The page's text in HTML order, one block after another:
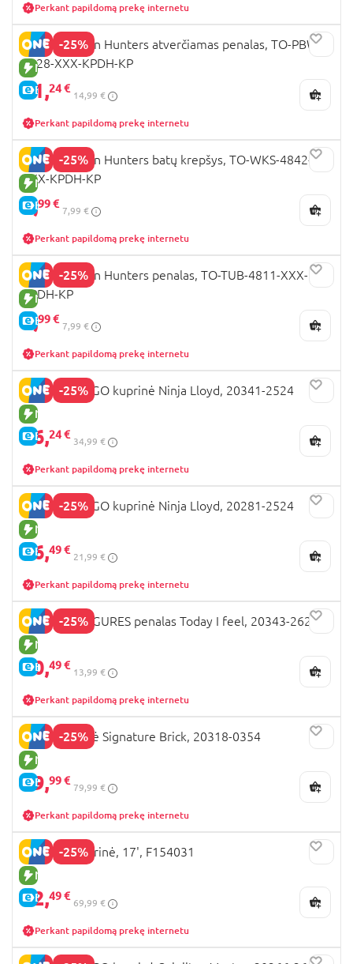
Perkant papildomą prekę internetu
-25%
NAUJA PREKĖ
E-KAINA
K-POP Demon Hunters atverčiamas penalas, TO-PBW-
4828-XXX-KPDH-KP
11,24 €
14,99 €
Perkant papildomą prekę internetu
-25%
NAUJA PREKĖ
E-KAINA
K-POP Demon Hunters batų krepšys, TO-WKS-4842-
XXX-KPDH-KP
5,99 €
7,99 €
Perkant papildomą prekę internetu
-25%
NAUJA PREKĖ
E-KAINA
K-POP Demon Hunters penalas, TO-TUB-4811-XXX-
KPDH-KP
5,99 €
7,99 €
Perkant papildomą prekę internetu
-25%
NAUJA PREKĖ
E-KAINA
LEGO NINJAGO kuprinė Ninja Lloyd, 20341-2524
26,24 €
34,99 €
Perkant papildomą prekę internetu
-25%
NAUJA PREKĖ
E-KAINA
LEGO NINJAGO kuprinė Ninja Lloyd, 20281-2524
16,49 €
21,99 €
Perkant papildomą prekę internetu
-25%
NAUJA PREKĖ
E-KAINA
LEGO MINIFIGURES penalas Today I feel, 20343-2623
10,49 €
13,99 €
Perkant papildomą prekę internetu
-25%
NAUJA PREKĖ
E-KAINA
LEGO kuprinė Signature Brick, 20318-0354
59,99 €
79,99 €
Perkant papildomą prekę internetu
-25%
NAUJA PREKĖ
E-KAINA
KUROMI kuprinė, 17', F154031
52,49 €
69,99 €
Perkant papildomą prekę internetu